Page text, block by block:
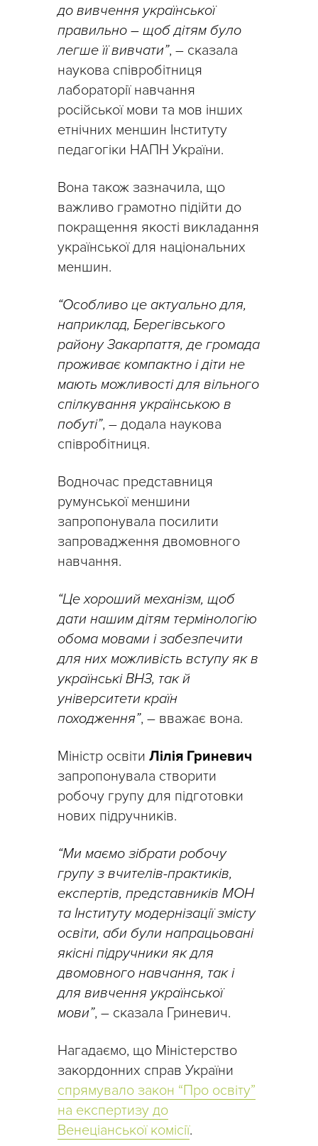
до вивчення української
правильно – щоб дітям було
легше її вивчати”, – сказала
наукова співробітниця
лабораторії навчання
російської мови та мов інших
етнічних меншин Інституту
педагогіки НАПН України.
Вона також зазначила, що
важливо грамотно підійти до
покращення якості викладання
української для національних
меншин.
“Особливо це актуально для,
наприклад, Берегівського
району Закарпаття, де громада
проживає компактно і діти не
мають можливості для вільного
спілкування українською в
побуті”, – додала наукова
співробітниця.
Водночас представниця
румунської меншини
запропонувала посилити
запровадження двомовного
навчання.
“Це хороший механізм, щоб
дати нашим дітям термінологію
обома мовами і забезпечити
для них можливість вступу як в
українські ВНЗ, так й
університети країн
походження”, – вважає вона.
Міністр освіти Лілія Гриневич
запропонувала створити
робочу групу для підготовки
нових підручників.
“Ми маємо зібрати робочу
групу з вчителів-практиків,
експертів, представників МОН
та Інституту модернізації змісту
освіти, аби були напрацьовані
якісні підручники як для
двомовного навчання, так і
для вивчення української
мови”, – сказала Гриневич.
Нагадаємо, що Міністерство
закордонних справ України
спрямувало закон “Про освіту”
на експертизу до
Венеціанської комісії.